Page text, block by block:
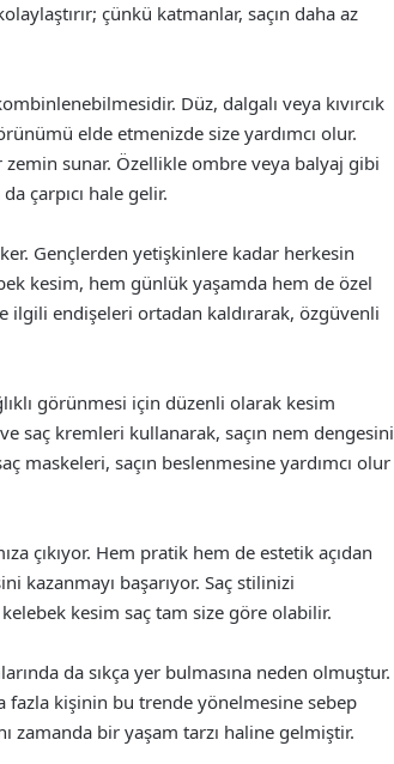
çünkü katmanlar, saçın daha az
Düz, dalgalı veya kıvırcık
elde etmenizde size yardımcı olur.
sunar. Özellikle ombre veya balyaj gibi
çarpıcı hale gelir.
Gençlerden yetişkinlere kadar herkesin
kesim, hem günlük yaşamda hem de özel
ilgili endişeleri ortadan kaldırarak, özgüvenli
görünmesi için düzenli olarak kesim
saç kremleri kullanarak, saçın nem dengesini
maskeleri, saçın beslenmesine yardımcı olur
çıkıyor. Hem pratik hem de estetik açıdan
kazanmayı başarıyor. Saç stilinizi
kesim saç tam size göre olabilir.
da sıkça yer bulmasına neden olmuştur.
kişinin bu trende yönelmesine sebep
zamanda bir yaşam tarzı haline gelmiştir.